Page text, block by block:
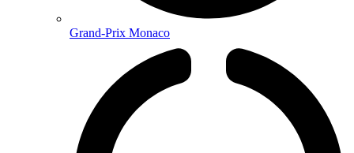
Grand-Prix Monaco